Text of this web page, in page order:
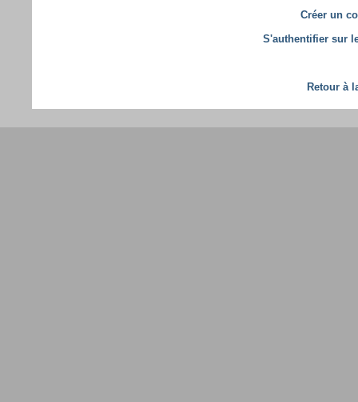
Créer un
S'authentifier sur
Retour à